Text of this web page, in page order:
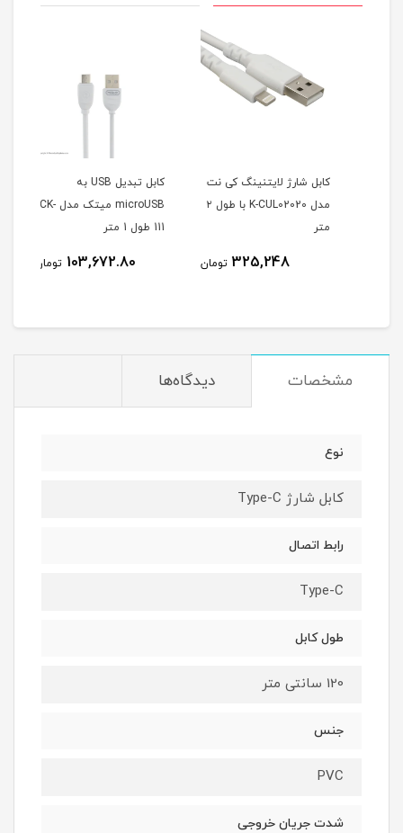
کابل شارژ لایتنینگ کی نت
مدل K-CUL02020 با طول ۲
325,248 تومان
کابل تبدیل USB به
microUSB میتک مدل CK-
103,672.80 تومان
مشخصات دیدگاه‌ها
نوع
کابل شارژ Type-C
رابط اتصال
Type-C
طول کابل
120 سانتی متر
جنس
PVC
شدت جریان خروجی